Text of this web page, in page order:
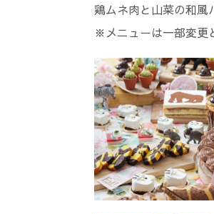
鶏ムネ肉と山菜の和
※メニューは一部変更